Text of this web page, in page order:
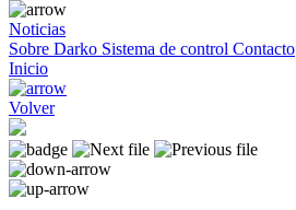
Noticias
Sobre Darko Sistema de control Contacto
Inicio
Volver